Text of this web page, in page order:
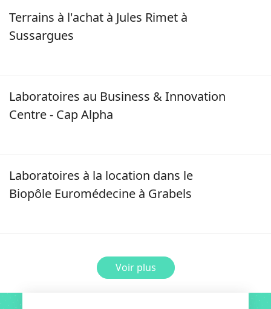
Terrains à l'achat à Jules Rimet à
Sussargues
Image
Laboratoires au Business & Innovation
Centre - Cap Alpha
Image
Laboratoires à la location dans le
Biopôle Euromédecine à Grabels
Voir plus